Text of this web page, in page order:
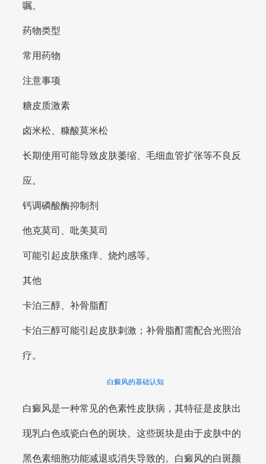
嘱。
药物类型
常用药物
注意事项
糖皮质激素
卤米松、糠酸莫米松
长期使用可能导致皮肤萎缩、毛细血管扩张等不良反
应。
钙调磷酸酶抑制剂
他克莫司、吡美莫司
可能引起皮肤瘙痒、烧灼感等。
其他
卡泊三醇、补骨脂酊
卡泊三醇可能引起皮肤刺激；补骨脂酊需配合光照治
疗。
白癜风的基础认知
白癜风是一种常见的色素性皮肤病，其特征是皮肤出
现乳白色或瓷白色的斑块。这些斑块是由于皮肤中的
黑色素细胞功能减退或消失导致的。白癜风的白斑颜